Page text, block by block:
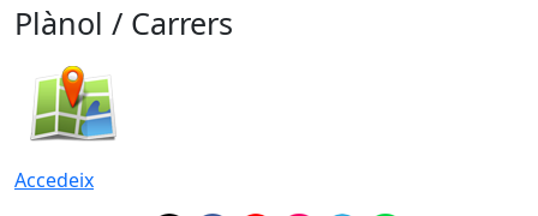
Plànol / Carrers
Accedeix